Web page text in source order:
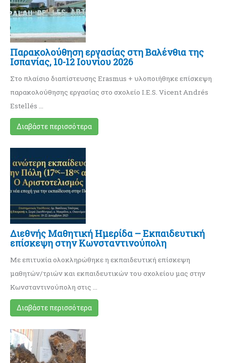
Παρακολούθηση εργασίας στη Βαλένθια της
Ισπανίας, 10-12 Ιουνίου 2026
Στο πλαίσιο διαπίστευσης Erasmus + υλοποιήθηκε επίσκεψη
παρακολούθησης εργασίας στο σχολείο I.E.S. Vicent Andrés
Estellés …
Διαβάστε περισσότερα
Διεθνής Mαθητική Ημερίδα – Eκπαιδευτική
επίσκεψη στην Κωνσταντινούπολη
Με επιτυχία ολοκληρώθηκε η εκπαιδευτική επίσκεψη
μαθητών/τριών και εκπαιδευτικών του σχολείου μας στην
Κωνσταντινούπολη στις …
Διαβάστε περισσότερα